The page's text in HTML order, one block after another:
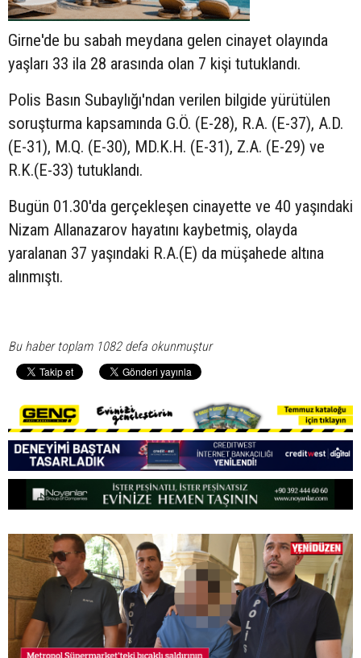
Girne'de bu sabah meydana gelen cinayet olayında
yaşları 33 ila 28 arasında olan 7 kişi tutuklandı.
Polis Basın Subaylığı'ndan verilen bilgide yürütülen
soruşturma kapsamında G.Ö. (E-28), R.A. (E-37), A.D.
(E-31), M.Q. (E-30), MD.K.H. (E-31), Z.A. (E-29) ve
R.K.(E-33) tutuklandı.
Bugün 01.30'da gerçekleşen cinayette ve 40 yaşındaki
Nizam Allanazarov hayatını kaybetmiş, olayda
yaralanan 37 yaşındaki R.A.(E) da müşahede altına
alınmıştı.
Bu haber toplam 1082 defa okunmuştur